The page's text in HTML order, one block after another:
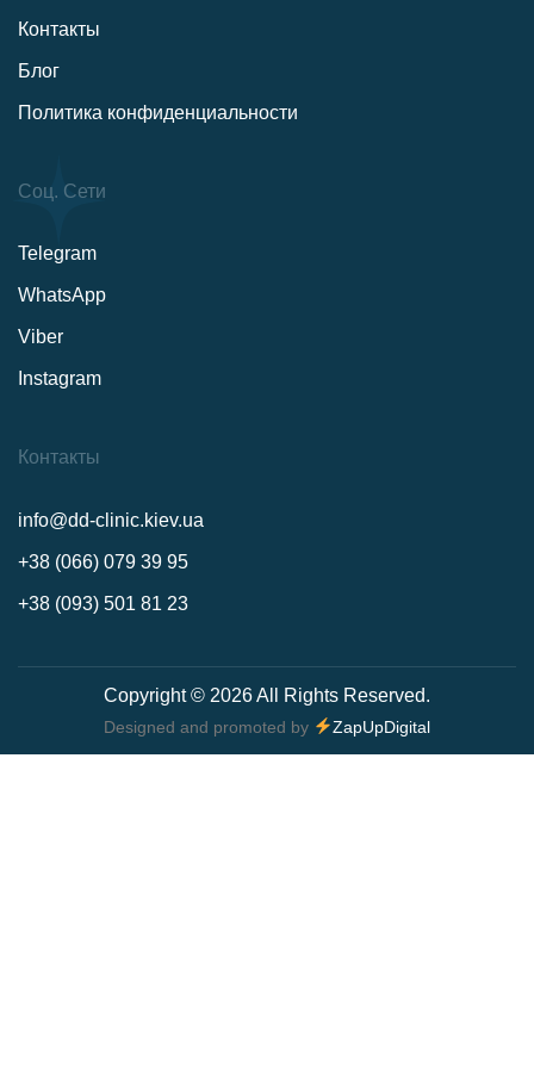
Контакты
Блог
Политика конфиденциальности
Соц. Сети
Telegram
WhatsApp
Viber
Instagram
Контакты
info@dd-clinic.kiev.ua
+38 (066) 079 39 95
+38 (093) 501 81 23
Copyright © 2026 All Rights Reserved.
Designed and promoted by ZapUpDigital